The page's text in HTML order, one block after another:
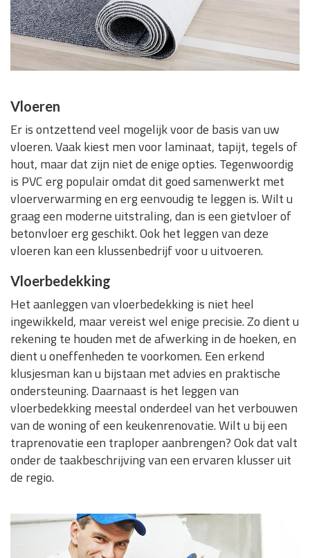
Vloeren
Er is ontzettend veel mogelijk voor de basis van uw
vloeren. Vaak kiest men voor laminaat, tapijt, tegels of
hout, maar dat zijn niet de enige opties. Tegenwoordig
is PVC erg populair omdat dit goed samenwerkt met
vloerverwarming en erg eenvoudig te leggen is. Wilt u
graag een moderne uitstraling, dan is een gietvloer of
betonvloer erg geschikt. Ook het leggen van deze
vloeren kan een klussenbedrijf voor u uitvoeren.
Vloerbedekking
Het aanleggen van vloerbedekking is niet heel
ingewikkeld, maar vereist wel enige precisie. Zo dient u
rekening te houden met de afwerking in de hoeken, en
dient u oneffenheden te voorkomen. Een erkend
klusjesman kan u bijstaan met advies en praktische
ondersteuning. Daarnaast is het leggen van
vloerbedekking meestal onderdeel van het verbouwen
van de woning of een keukenrenovatie. Wilt u bij een
traprenovatie een traploper aanbrengen? Ook dat valt
onder de taakbeschrijving van een ervaren klusser uit
de regio.